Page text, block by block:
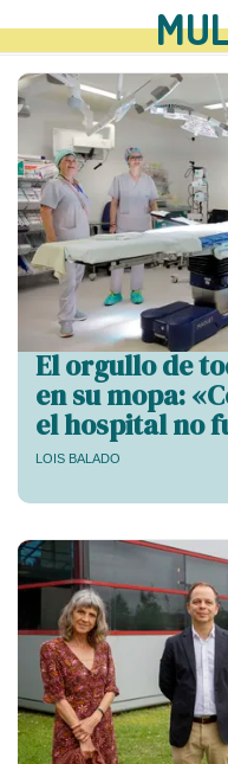
El orgullo de
en su mopa:
el hospital no
LOIS BALADO